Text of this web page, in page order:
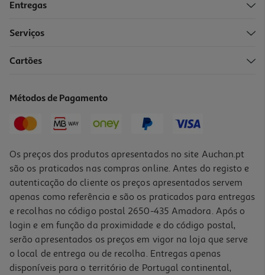
Entregas
Serviços
Cartões
Métodos de Pagamento
Os preços dos produtos apresentados no site Auchan.pt
são os praticados nas compras online. Antes do registo e
autenticação do cliente os preços apresentados servem
apenas como referência e são os praticados para entregas
e recolhas no código postal 2650-435 Amadora. Após o
login e em função da proximidade e do código postal,
serão apresentados os preços em vigor na loja que serve
o local de entrega ou de recolha. Entregas apenas
disponíveis para o território de Portugal continental,